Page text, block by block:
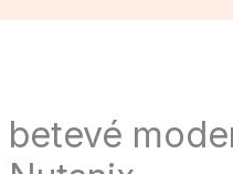
betevé